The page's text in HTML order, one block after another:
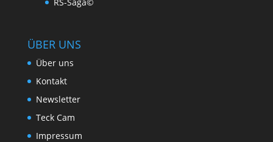
RS-Saga©
ÜBER UNS
Über uns
Kontakt
Newsletter
Teck Cam
Impressum